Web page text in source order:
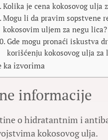
Kolika je cena kokosovog ulja
Mogu li da pravim sopstvene
kokosovim uljem za negu lica?
Gde mogu pronaći iskustva
korišćenju kokosovog ulja za
ka izvorima
informacije
o hidratantnim i
kokosovog ulja.